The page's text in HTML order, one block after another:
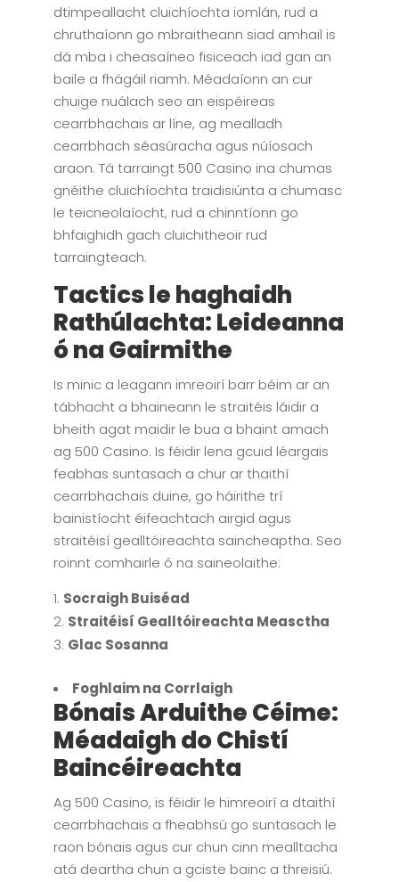
dtimpeallacht cluichíochta iomlán, rud a
chruthaíonn go mbraitheann siad amhail is
dá mba i cheasaíneo fisiceach iad gan an
baile a fhágáil riamh. Méadaíonn an cur
chuige nuálach seo an eispéireas
cearrbhachais ar líne, ag mealladh
cearrbhach séasúracha agus núíosach
araon. Tá tarraingt 500 Casino ina chumas
gnéithe cluichíochta traidisiúnta a chumasc
le teicneolaíocht, rud a chinntíonn go
bhfaighidh gach cluichitheoir rud
tarraingteach.
Tactics le haghaidh
Rathúlachta: Leideanna
ó na Gairmithe
Is minic a leagann imreoirí barr béim ar an
tábhacht a bhaineann le straitéis láidir a
bheith agat maidir le bua a bhaint amach
ag 500 Casino. Is féidir lena gcuid léargais
feabhas suntasach a chur ar thaithí
cearrbhachais duine, go háirithe trí
bainistíocht éifeachtach airgid agus
straitéisí gealltóireachta saincheaptha. Seo
roinnt comhairle ó na saineolaithe:
Socraigh Buiséad
Straitéisí Gealltóireachta Measctha
Glac Sosanna
Foghlaim na Corrlaigh
Bónais Arduithe Céime:
Méadaigh do Chistí
Baincéireachta
Ag 500 Casino, is féidir le himreoirí a dtaithí
cearrbhachais a fheabhsú go suntasach le
raon bónais agus cur chun cinn mealltacha
atá deartha chun a gciste bainc a threisiú.